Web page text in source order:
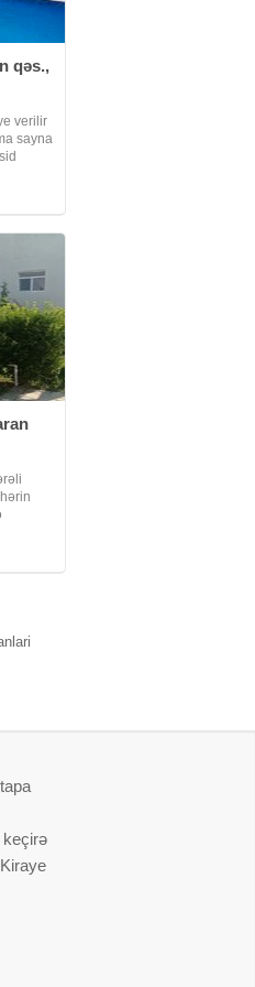
qəs.,
verilir
sayna
desilir
keçirə